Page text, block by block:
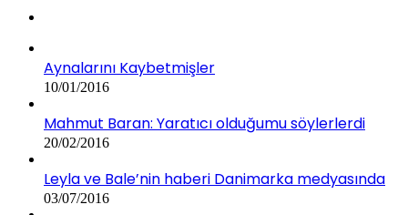
Aynalarını Kaybetmişler
10/01/2016
Mahmut Baran: Yaratıcı olduğumu söylerlerdi
20/02/2016
Leyla ve Bale’nin haberi Danimarka medyasında
03/07/2016